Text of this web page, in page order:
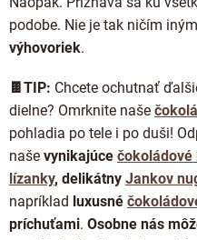
podobe. Nie je tak ničím
výhovoriek.
🍫TIP: Chcete ochutnať
dielne? Omrknite naše
pohladia po tele i po duši!
naše vynikajúce čokoládové
lízanky, delikátny Jankov
napríklad luxusné
príchuťami. Osobne nás